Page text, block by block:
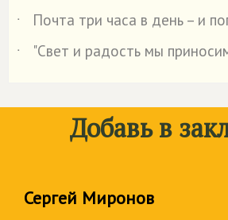
˙
Почта три часа в день – и
˙
"Свет и радость мы
Добавь в
Сергей Миронов